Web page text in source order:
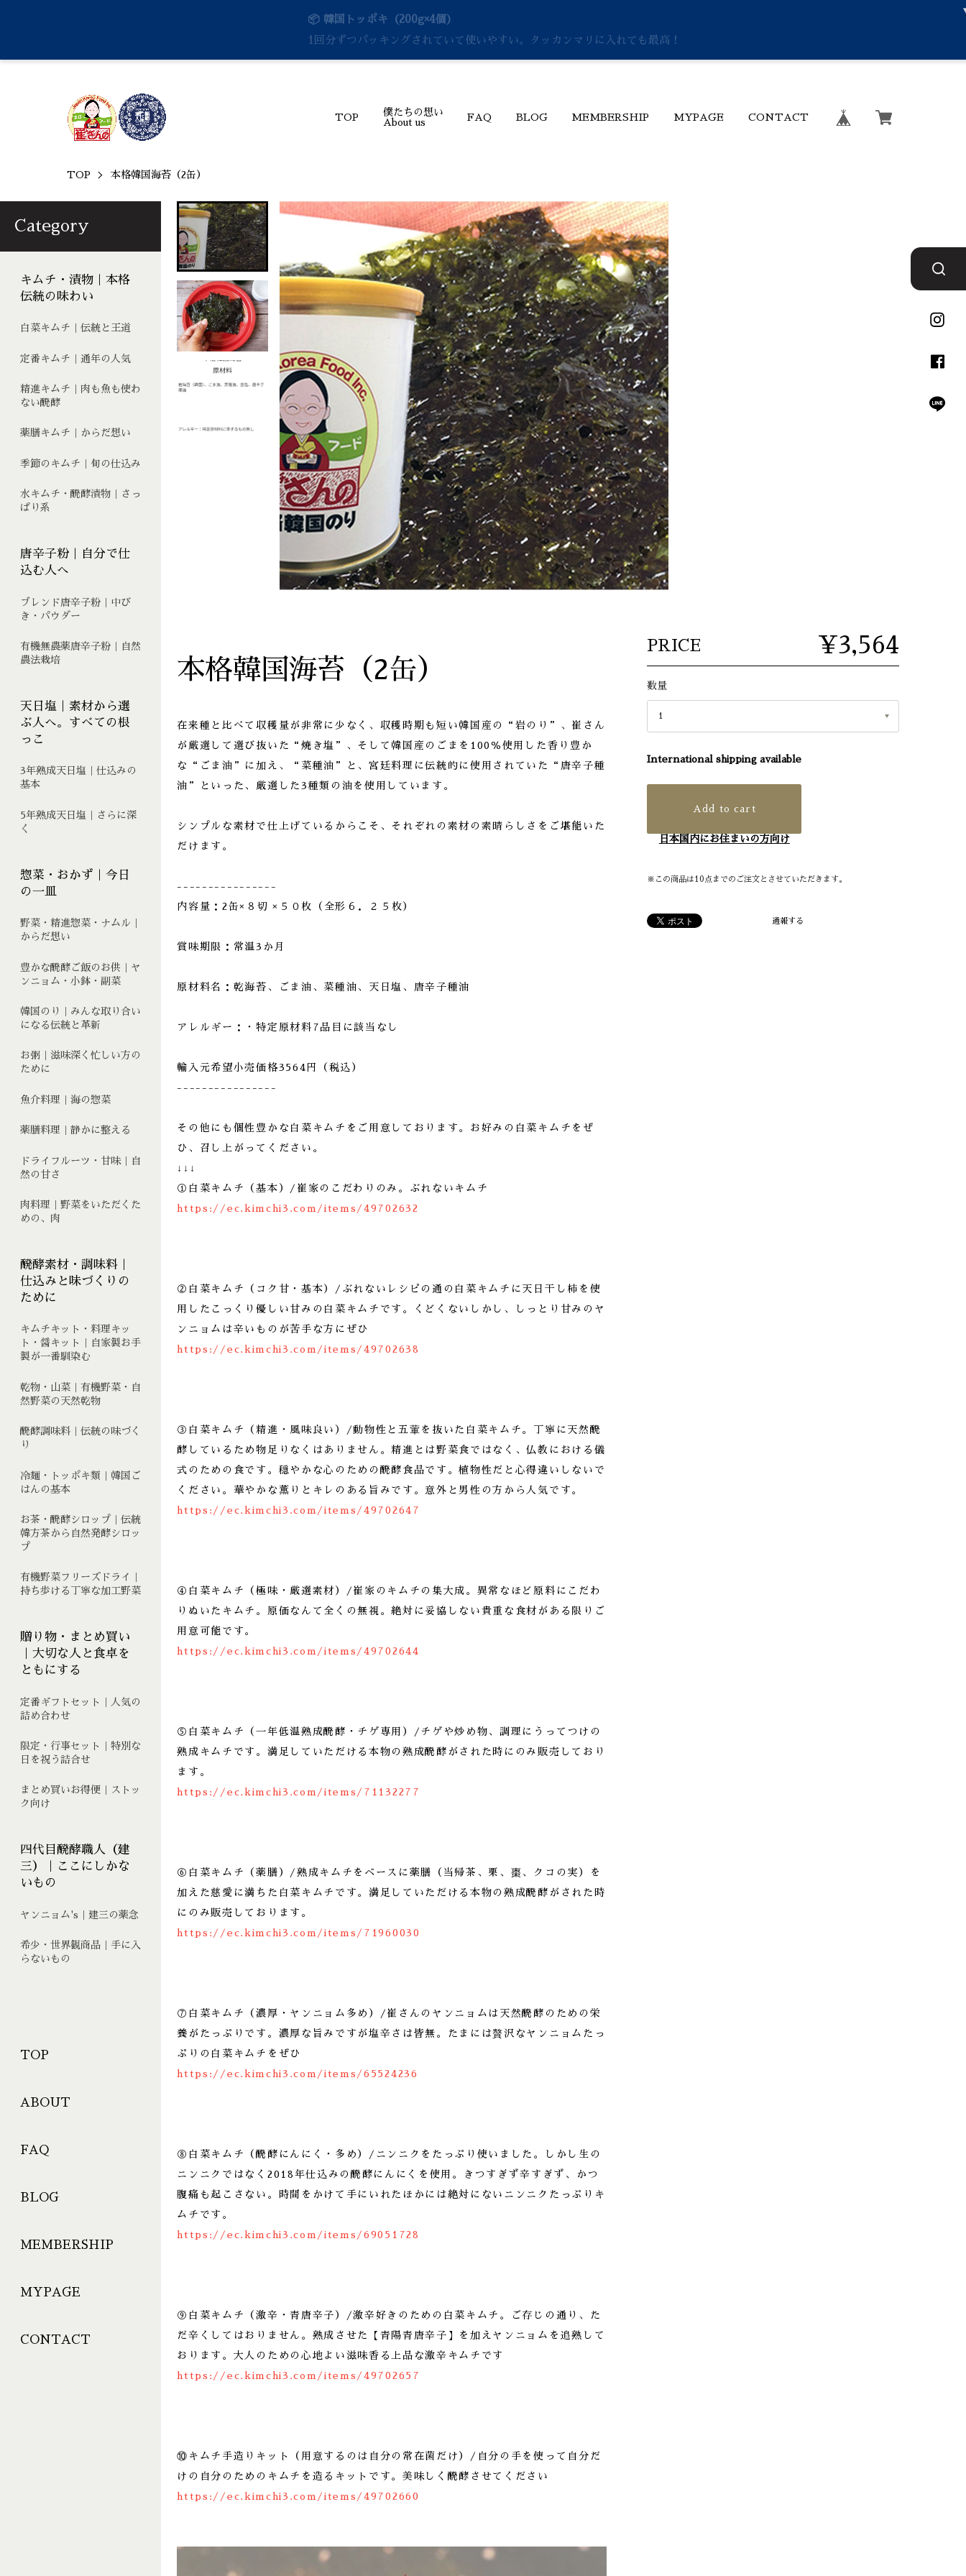
📦 韓国トッポキ（200g×4個）
1回分ずつパッキングされていて使いやすい。タッカンマリに入れても最高！
TOP
僕たちの想い
About us
FAQ BLOG MEMBERSHIP MYPAGE CONTACT
TOP
ABOUT
FAQ
BLOG
MEMBERSHIP
MYPAGE
CONTACT
Category
キムチ・漬物｜本格
伝統の味わい
白菜キムチ｜伝統と王道
定番キムチ｜通年の人気
精進キムチ｜肉も魚も使わ
ない醗酵
薬膳キムチ｜からだ想い
季節のキムチ｜旬の仕込み
水キムチ・醗酵漬物｜さっ
ぱり系
唐辛子粉｜自分で仕
込む人へ
ブレンド唐辛子粉｜中び
き・パウダー
有機無農薬唐辛子粉｜自然
農法栽培
天日塩｜素材から選
ぶ人へ。すべての根
っこ
3年熟成天日塩｜仕込みの
基本
5年熟成天日塩｜さらに深
く
惣菜・おかず｜今日
の一皿
野菜・精進惣菜・ナムル｜
からだ想い
豊かな醗酵ご飯のお供｜ヤ
ンニョム・小鉢・副菜
韓国のり｜みんな取り合い
になる伝統と革新
お粥｜滋味深く忙しい方の
ために
魚介料理｜海の惣菜
薬膳料理｜静かに整える
ドライフルーツ・甘味｜自
然の甘さ
肉料理｜野菜をいただくた
めの、肉
醗酵素材・調味料｜
仕込みと味づくりの
ために
キムチキット・料理キッ
ト・醤キット｜自家製お手
製が一番馴染む
乾物・山菜｜有機野菜・自
然野菜の天然乾物
醗酵調味料｜伝統の味づく
り
冷麺・トッポキ類｜韓国ご
はんの基本
お茶・醗酵シロップ｜伝統
韓方茶から自然発酵シロッ
プ
有機野菜フリーズドライ｜
持ち歩ける丁寧な加工野菜
贈り物・まとめ買い
｜大切な人と食卓を
ともにする
定番ギフトセット｜人気の
詰め合わせ
限定・行事セット｜特別な
日を祝う詰合せ
まとめ買いお得便｜ストッ
ク向け
四代目醗酵職人（建
三）｜ここにしかな
いもの
ヤンニョム's｜建三の薬念
希少・世界観商品｜手に入
らないもの
TOP 本格韓国海苔（2缶）
本格韓国海苔（2缶）
在来種と比べて収穫量が非常に少なく、収穫時期も短い韓国産の“岩のり”、崔さん
が厳選して選び抜いた“焼き塩”、そして韓国産のごまを100％使用した香り豊か
な“ごま油”に加え、“菜種油”と、宮廷料理に伝統的に使用されていた“唐辛子種
油”といった、厳選した3種類の油を使用しています。
シンプルな素材で仕上げているからこそ、それぞれの素材の素晴らしさをご堪能いた
だけます。
----------------
内容量：2缶×８切 ×５０枚（全形６．２５枚）
賞味期限：常温3か月
原材料名：乾海苔、ごま油、菜種油、天日塩、唐辛子種油
アレルギー：・特定原材料7品目に該当なし
輸入元希望小売価格3564円（税込）
----------------
その他にも個性豊かな白菜キムチをご用意しております。お好みの白菜キムチをぜ
ひ、召し上がってください。
↓↓↓
①白菜キムチ（基本）/崔家のこだわりのみ。ぶれないキムチ
https://ec.kimchi3.com/items/49702632
②白菜キムチ（コク甘・基本）/ぶれないレシピの通の白菜キムチに天日干し柿を使
用したこっくり優しい甘みの白菜キムチです。くどくないしかし、しっとり甘みのヤ
ンニョムは辛いものが苦手な方にぜひ
https://ec.kimchi3.com/items/49702638
③白菜キムチ（精進・風味良い）/動物性と五葷を抜いた白菜キムチ。丁寧に天然醗
酵しているため物足りなくはありません。精進とは野菜食ではなく、仏教における儀
式のための食です。穏やかな心のための醗酵食品です。植物性だと心得違いしないで
ください。華やかな薫りとキレのある旨みです。意外と男性の方から人気です。
https://ec.kimchi3.com/items/49702647
④白菜キムチ（極味・厳選素材）/崔家のキムチの集大成。異常なほど原料にこだわ
りぬいたキムチ。原価なんて全くの無視。絶対に妥協しない貴重な食材がある限りご
用意可能です。
https://ec.kimchi3.com/items/49702644
⑤白菜キムチ（一年低温熟成醗酵・チゲ専用）/チゲや炒め物、調理にうってつけの
熟成キムチです。満足していただける本物の熟成醗酵がされた時にのみ販売しており
ます。
https://ec.kimchi3.com/items/71132277
⑥白菜キムチ（薬膳）/熟成キムチをベースに薬膳（当帰茶、栗、棗、クコの実）を
加えた慈愛に満ちた白菜キムチです。満足していただける本物の熟成醗酵がされた時
にのみ販売しております。
https://ec.kimchi3.com/items/71960030
⑦白菜キムチ（濃厚・ヤンニョム多め）/崔さんのヤンニョムは天然醗酵のための栄
養がたっぷりです。濃厚な旨みですが塩辛さは皆無。たまには贅沢なヤンニョムたっ
ぷりの白菜キムチをぜひ
https://ec.kimchi3.com/items/65524236
⑧白菜キムチ（醗酵にんにく・多め）/ニンニクをたっぷり使いました。しかし生の
ニンニクではなく2018年仕込みの醗酵にんにくを使用。きつすぎず辛すぎず、かつ
腹痛も起こさない。時間をかけて手にいれたほかには絶対にないニンニクたっぷりキ
ムチです。
https://ec.kimchi3.com/items/69051728
⑨白菜キムチ（激辛・青唐辛子）/激辛好きのための白菜キムチ。ご存じの通り、た
だ辛くしてはおりません。熟成させた【青陽青唐辛子】を加えヤンニョムを追熟して
おります。大人のための心地よい滋味香る上品な激辛キムチです
https://ec.kimchi3.com/items/49702657
⑩キムチ手造りキット（用意するのは自分の常在菌だけ）/自分の手を使って自分だ
けの自分のためのキムチを造るキットです。美味しく醗酵させてください
https://ec.kimchi3.com/items/49702660
PRICE ¥3,564
数量
International shipping available
Add to cart
日本国内にお住まいの方向け
※この商品は10点までのご注文とさせていただきます。
通報する